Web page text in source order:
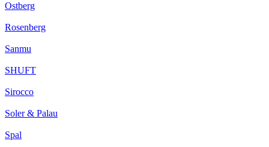
Ostberg
Rosenberg
Sanmu
SHUFT
Sirocco
Soler & Palau
Spal